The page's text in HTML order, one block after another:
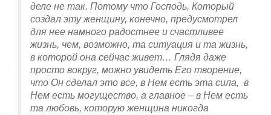
деле не так. Потому что Господь, Который
создал эту женщину, конечно, предусмотрел
для нее намного радостнее и счастливее
жизнь, чем, возможно, та ситуация и та жизнь,
в которой она сейчас живет… Глядя даже
просто вокруг, можно увидеть Его творение,
что Он сделал это все, в Нем есть эта сила, в
Нем есть могущество, а главное – в Нем есть
та любовь, которую женщина никогда